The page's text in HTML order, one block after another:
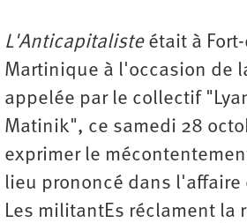
L'Anticapitalisteétait à Fort-
Martinique à l'occasion de
appelée par le collectif
Matinik", ce samedi 28
exprimer le
lieu prononcé dans l'affaire
Les militantEs réclament la